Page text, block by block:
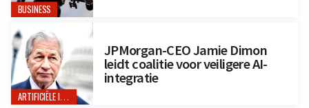
BUSINESS
ARTIFICIËLE INTELLIGENTIE
JPMorgan-CEO Jamie Dimon
leidt coalitie voor veiligere AI-
integratie